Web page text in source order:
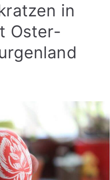
in
Oster-